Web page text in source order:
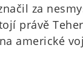
za
právě
americké